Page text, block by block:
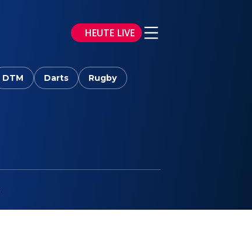
HEUTE LIVE
DTM Darts Rugby